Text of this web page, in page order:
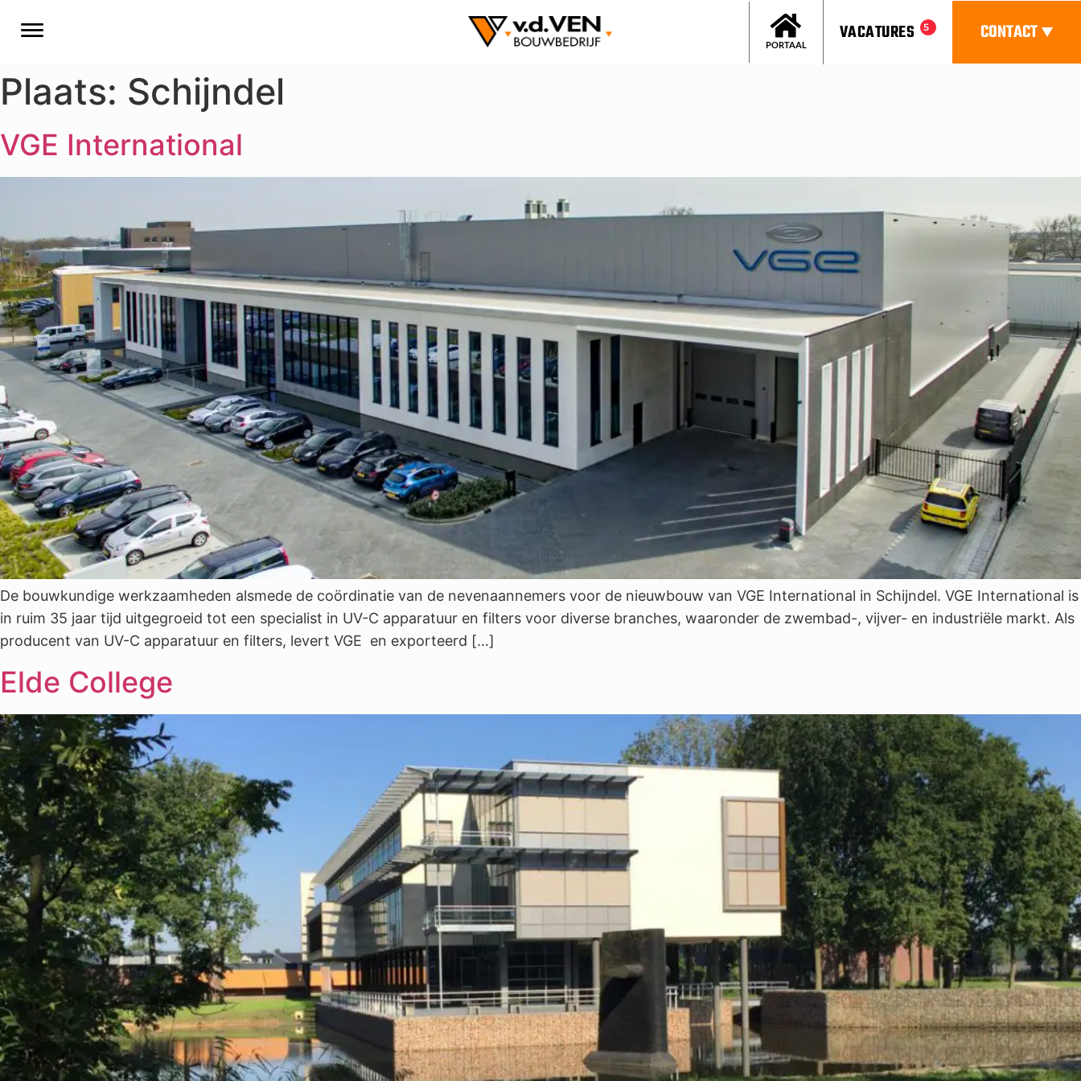
PORTAAL VACATURES 5 CONTACT
Plaats: Schijndel
VGE International
De bouwkundige werkzaamheden alsmede de coördinatie van de nevenaannemers voor de nieuwbouw van VGE International in Schijndel. VGE International is
in ruim 35 jaar tijd uitgegroeid tot een specialist in UV-C apparatuur en filters voor diverse branches, waaronder de zwembad-, vijver- en industriële markt. Als
producent van UV-C apparatuur en filters, levert VGE en exporteerd […]
Elde College